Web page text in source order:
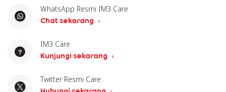
WhatsApp Resmi IM3 Care
Chat sekarang
IM3 Care
Kunjungi sekarang
Twitter Resmi Care